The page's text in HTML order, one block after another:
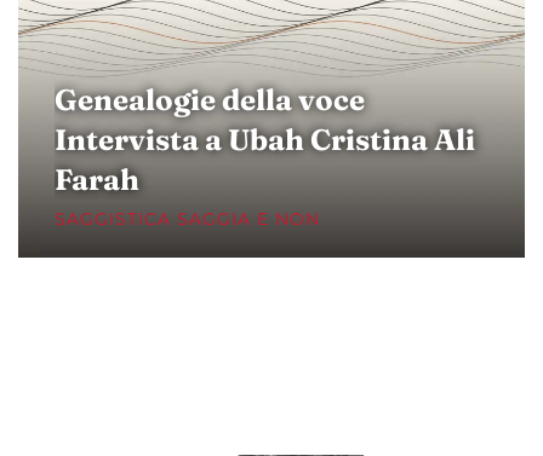
Genealogie della voce
Intervista a Ubah Cristina Ali
Farah
SAGGISTICA SAGGIA E NON